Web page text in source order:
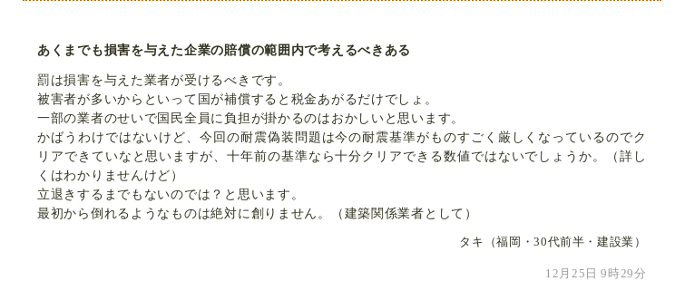
あくまでも損害を与えた企業の賠償の範囲内で考えるべきある
罰は損害を与えた業者が受けるべきです。
被害者が多いからといって国が補償すると税金あがるだけでしょ。
一部の業者のせいで国民全員に負担が掛かるのはおかしいと思います。
かばうわけではないけど、今回の耐震偽装問題は今の耐震基準がものすごく厳しくなっているのでク
リアできていなと思いますが、十年前の基準なら十分クリアできる数値ではないでしょうか。（詳し
くはわかりませんけど）
立退きするまでもないのでは？と思います。
最初から倒れるようなものは絶対に創りません。（建築関係業者として）
タキ（福岡・30代前半・建設業）
12月25日 9時29分